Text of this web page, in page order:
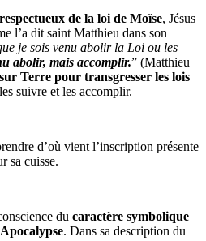
de la loi de Moïse, Jésus
l’a dit saint Matthieu dans son
je sois venu abolir la Loi ou les
abolir, mais accomplir.” (Matthieu
Terre pour transgresser les lois
suivre et les accomplir.
d’où vient l’inscription présente
sa cuisse.
du caractère symbolique
. Dans sa description du